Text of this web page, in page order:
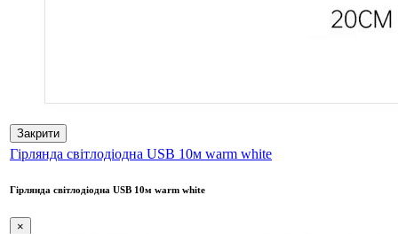
Закрити
Гірлянда світлодіодна USB 10м warm white
Гірлянда світлодіодна USB 10м warm white
×